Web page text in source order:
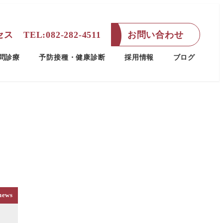
ス TEL:082-282-4511 お問い合わせ
診療 予防接種・健康診断 採用情報 ブログ